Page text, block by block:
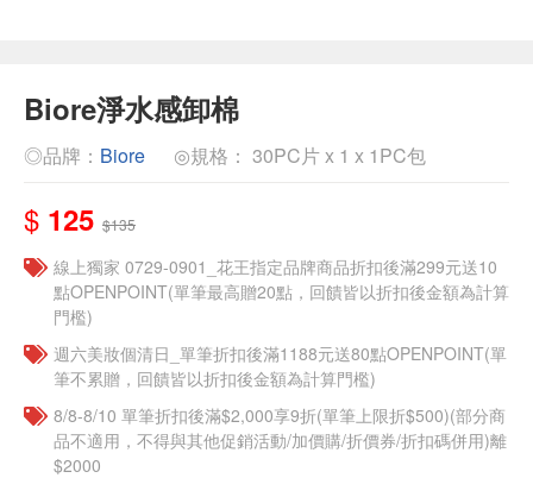
Biore淨水感卸棉
◎品牌： Biore ◎規格： 30PC片 x 1 x 1PC包
$ 125 $135
線上獨家 0729-0901_花王指定品牌商品折扣後滿299元送10
點OPENPOINT(單筆最高贈20點，回饋皆以折扣後金額為計算
門檻)
週六美妝個清日_單筆折扣後滿1188元送80點OPENPOINT(單
筆不累贈，回饋皆以折扣後金額為計算門檻)
8/8-8/10 單筆折扣後滿$2,000享9折(單筆上限折$500)(部分商
品不適用，不得與其他促銷活動/加價購/折價券/折扣碼併用)離
$2000